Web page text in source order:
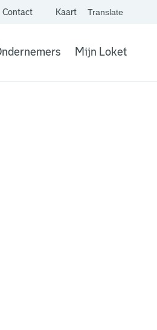
Contact Kaart
. Link opent een
Translate
website,
Vertaal
Mijn Loket
. Link opent een